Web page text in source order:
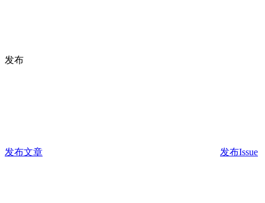
发布
发布文章 发布Issue